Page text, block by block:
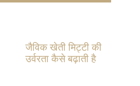
जैविक खेती मिट्टी की
उर्वरता कैसे बढ़ाती है